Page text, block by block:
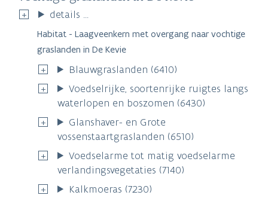
details ...
Habitat - Laagveenkern met overgang naar vochtige
graslanden in De Kevie
Blauwgraslanden (6410)
Voedselrijke, soortenrijke ruigtes langs
waterlopen en boszomen (6430)
Glanshaver- en Grote
vossenstaartgraslanden (6510)
Voedselarme tot matig voedselarme
verlandingsvegetaties (7140)
Kalkmoeras (7230)